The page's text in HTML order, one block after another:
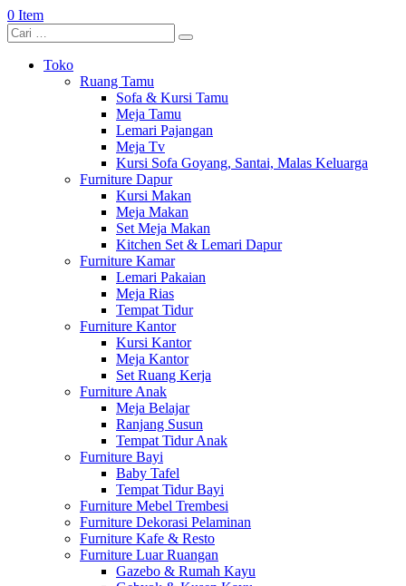
0 Item
Toko
Ruang Tamu
Sofa & Kursi Tamu
Meja Tamu
Lemari Pajangan
Meja Tv
Kursi Sofa Goyang, Santai, Malas Keluarga
Furniture Dapur
Kursi Makan
Meja Makan
Set Meja Makan
Kitchen Set & Lemari Dapur
Furniture Kamar
Lemari Pakaian
Meja Rias
Tempat Tidur
Furniture Kantor
Kursi Kantor
Meja Kantor
Set Ruang Kerja
Furniture Anak
Meja Belajar
Ranjang Susun
Tempat Tidur Anak
Furniture Bayi
Baby Tafel
Tempat Tidur Bayi
Furniture Mebel Trembesi
Furniture Dekorasi Pelaminan
Furniture Kafe & Resto
Furniture Luar Ruangan
Gazebo & Rumah Kayu